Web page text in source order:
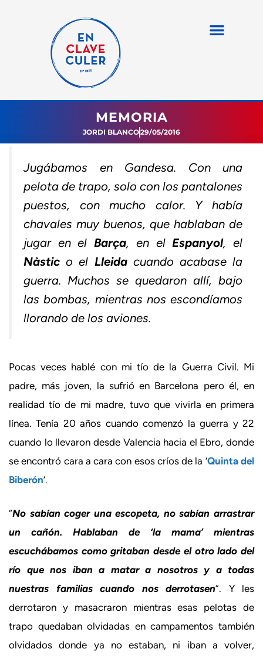
MEMORIA
JORDI BLANCO29/05/2016
Jugábamos en Gandesa. Con una
pelota de trapo, solo con los pantalones
puestos, con mucho calor. Y había
chavales muy buenos, que hablaban de
jugar en elBarça, en elEspanyol, el
Nàstic o el Lleidacuando acabase la
guerra. Muchos se quedaron allí, bajo
las bombas, mientras nos escondíamos
llorando de los aviones.
Pocas veces hablé con mi tío de la Guerra Civil. Mi
padre, más joven, la sufrió en Barcelona pero él, en
realidad tío de mi madre, tuvo que vivirla en primera
línea. Tenía 20 años cuando comenzó la guerra y 22
cuando lo llevaron desde Valencia hacia el Ebro, donde
se encontró cara a cara con esos críos de la ‘Quinta del
Biberón’.
“No sabían coger una escopeta, no sabían arrastrar
un cañón. Hablaban de ‘la mama’ mientras
escuchábamos como gritaban desde el otro lado del
río que nos iban a matar a nosotros y a todas
nuestras familias cuando nos derrotasen”. Y les
derrotaron y masacraron mientras esas pelotas de
trapo quedaban olvidadas en campamentos también
olvidados donde ya no estaban, ni iban a volver,